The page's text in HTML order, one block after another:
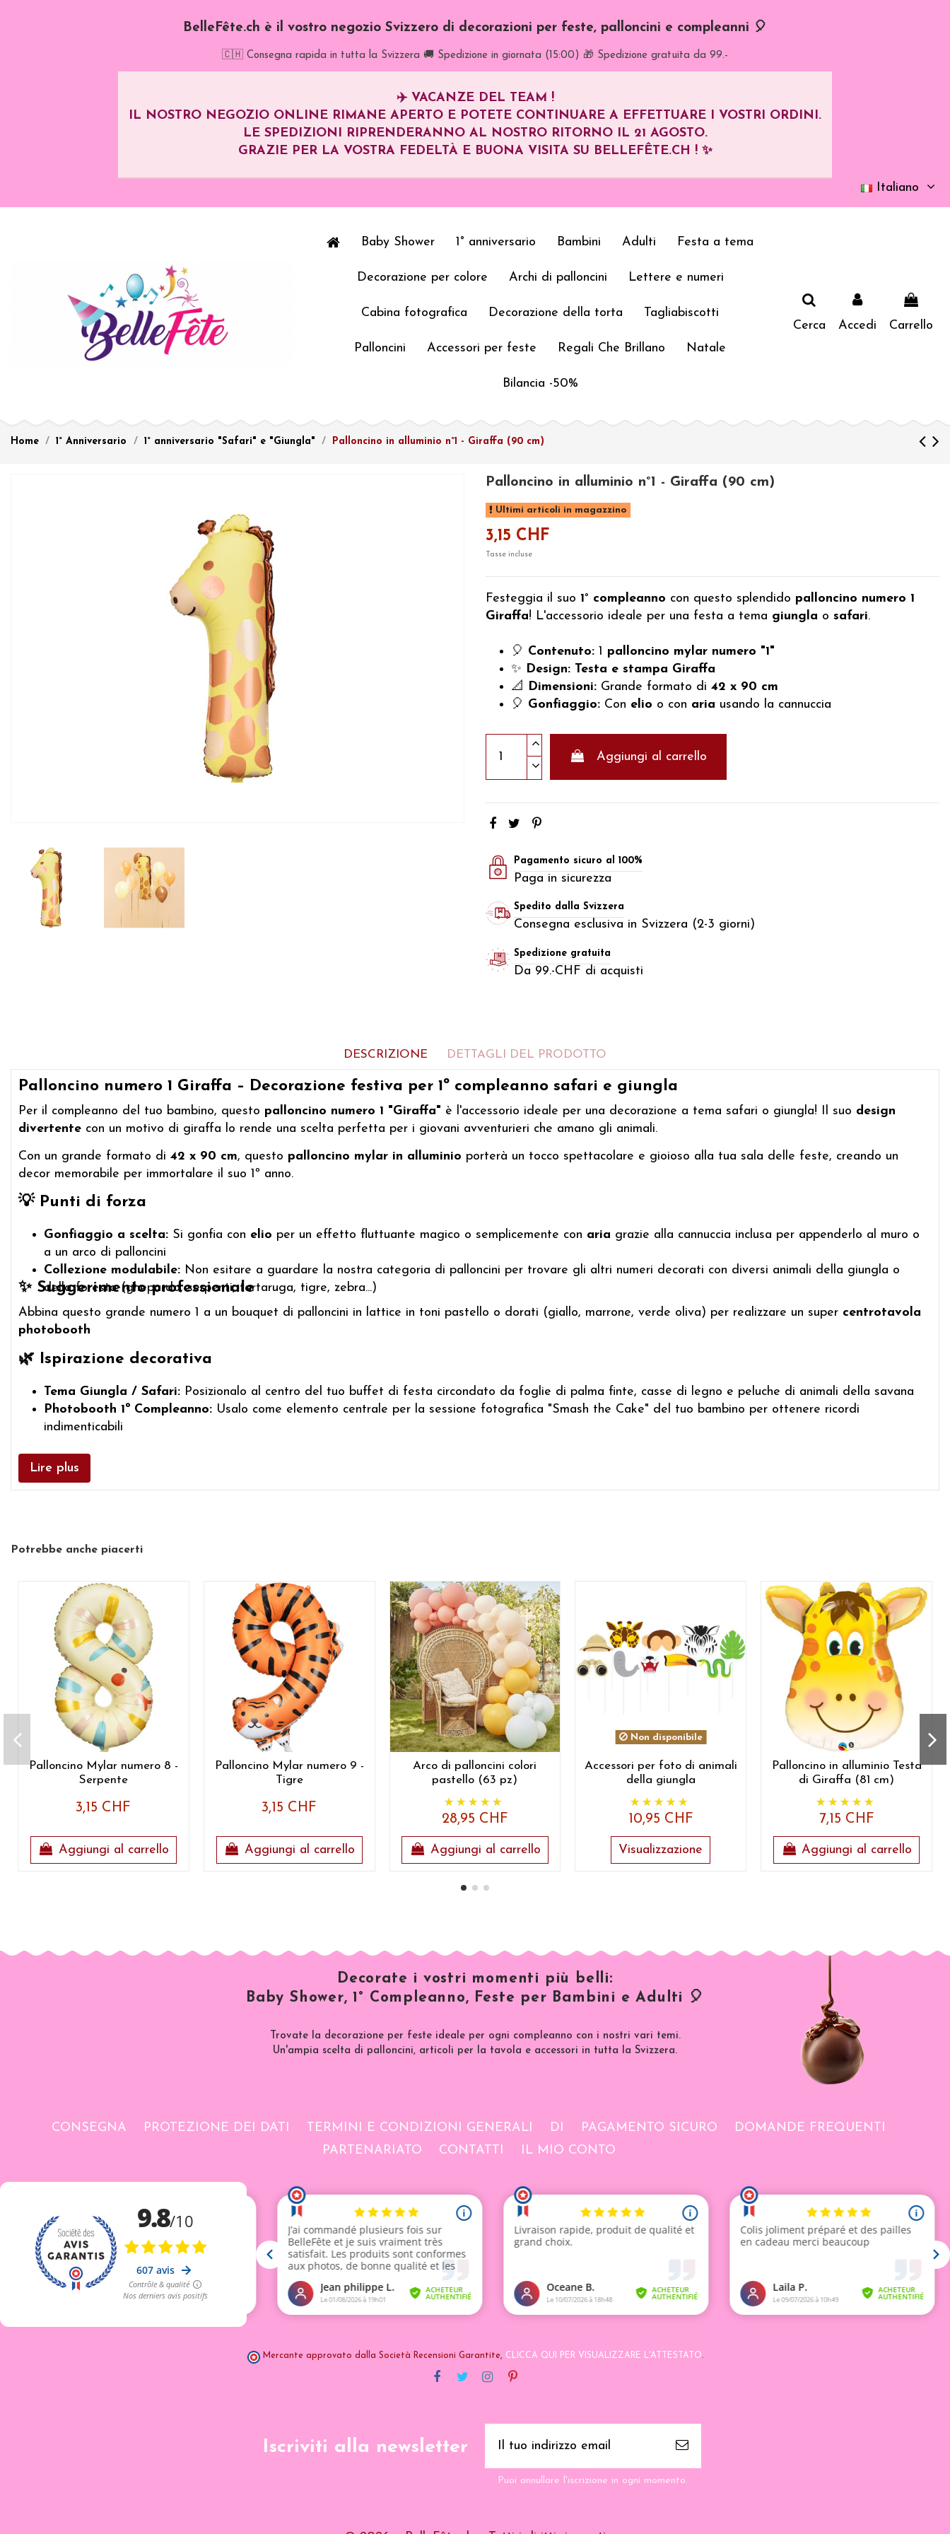
BelleFête.ch è il vostro negozio Svizzero di decorazioni per feste, palloncini e compleanni 🎈
🇨🇭 Consegna rapida in tutta la Svizzera 🚚 Spedizione in giornata (15:00) 🎁 Spedizione gratuita da 99.-
✈️ VACANZE DEL TEAM !
IL NOSTRO NEGOZIO ONLINE RIMANE APERTO E POTETE CONTINUARE A EFFETTUARE I VOSTRI ORDINI.
LE SPEDIZIONI RIPRENDERANNO AL NOSTRO RITORNO IL 21 AGOSTO.
GRAZIE PER LA VOSTRA FEDELTÀ E BUONA VISITA SU BELLEFÊTE.CH ! ✨
Italiano
Baby Shower 1° anniversario Bambini Adulti Festa a tema
Decorazione per colore Archi di palloncini Lettere e numeri
Cabina fotografica Decorazione della torta Tagliabiscotti
Palloncini Accessori per feste Regali Che Brillano Natale
Bilancia -50%
Cerca Accedi Carrello
Home 1° Anniversario 1° anniversario "Safari" e "Giungla" Palloncino in alluminio n°1 - Giraffa (90 cm)
Palloncino in alluminio n°1 - Giraffa (90 cm)
Ultimi articoli in magazzino
3,15 CHF
Tasse incluse
Festeggia il suo 1° compleanno con questo splendido palloncino numero 1
Giraffa! L'accessorio ideale per una festa a tema giungla o safari.
🎈 Contenuto: 1 palloncino mylar numero "1"
✨ Design: Testa e stampa Giraffa
📐
Dimensioni: Grande formato di 42 x 90 cm
🎈 Gonfiaggio: Con elio o con aria usando la cannuccia
Aggiungi al carrello
Pagamento sicuro al 100%
Paga in sicurezza
Spedito dalla Svizzera
Consegna esclusiva in Svizzera (2-3 giorni)
Spedizione gratuita
Da 99.-CHF di acquisti
DESCRIZIONE DETTAGLI DEL PRODOTTO
Palloncino numero 1 Giraffa – Decorazione festiva per 1º compleanno safari e giungla
Per il compleanno del tuo bambino, questo palloncino numero 1 "Giraffa" è l'accessorio ideale per una decorazione a tema safari o giungla! Il suo design
divertente con un motivo di giraffa lo rende una scelta perfetta per i giovani avventurieri che amano gli animali.
Con un grande formato di 42 x 90 cm, questo palloncino mylar in alluminio porterà un tocco spettacolare e gioioso alla tua sala delle feste, creando un
decor memorabile per immortalare il suo 1º anno.
💡 Punti di forza
Gonfiaggio a scelta: Si gonfia con elio per un effetto fluttuante magico o semplicemente con aria grazie alla cannuccia inclusa per appenderlo al muro o
a un arco di palloncini
Collezione modulabile: Non esitare a guardare la nostra categoria di palloncini per trovare gli altri numeri decorati con diversi animali della giungla o
della foresta (ghepardo, serpenti, tartaruga, tigre, zebra...)
✨ Suggerimento professionale
Abbina questo grande numero 1 a un bouquet di palloncini in lattice in toni pastello o dorati (giallo, marrone, verde oliva) per realizzare un super centrotavola
photobooth
🌿 Ispirazione decorativa
Tema Giungla / Safari: Posizionalo al centro del tuo buffet di festa circondato da foglie di palma finte, casse di legno e peluche di animali della savana
Photobooth 1º Compleanno: Usalo come elemento centrale per la sessione fotografica "Smash the Cake" del tuo bambino per ottenere ricordi
indimenticabili
Lire plus
Potrebbe anche piacerti
Palloncino Mylar numero 8 -
Serpente
3,15 CHF
Aggiungi al carrello
Palloncino Mylar numero 9 -
Tigre
3,15 CHF
Aggiungi al carrello
Arco di palloncini colori
pastello (63 pz)
28,95 CHF
Aggiungi al carrello
Non disponibile
Accessori per foto di animali
della giungla
10,95 CHF
Visualizzazione
Palloncino in alluminio Testa
di Giraffa (81 cm)
7,15 CHF
Aggiungi al carrello
Decorate i vostri momenti più belli:
Baby Shower, 1° Compleanno, Feste per Bambini e Adulti 🎈
Trovate la decorazione per feste ideale per ogni compleanno con i nostri vari temi.
Un'ampia scelta di palloncini, articoli per la tavola e accessori in tutta la Svizzera.
CONSEGNA PROTEZIONE DEI DATI TERMINI E CONDIZIONI GENERALI DI PAGAMENTO SICURO
DOMANDE FREQUENTI
PARTENARIATO
CONTATTI IL MIO CONTO
Mercante approvato dalla Società Recensioni Garantite, CLICCA QUI PER VISUALIZZARE L'ATTESTATO.
Iscriviti alla newsletter
Puoi annullare l'iscrizione in ogni momento.